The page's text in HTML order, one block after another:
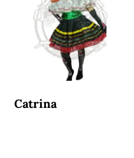
Catrina